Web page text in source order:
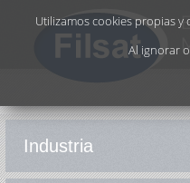
Industria
Utilizamos cookies propias y
Al ignorar